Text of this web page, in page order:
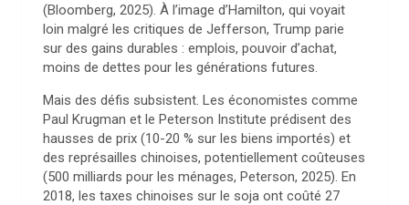
(Bloomberg, 2025). À l’image d’Hamilton, qui voyait
loin malgré les critiques de Jefferson, Trump parie
sur des gains durables : emplois, pouvoir d’achat,
moins de dettes pour les générations futures.
Mais des défis subsistent. Les économistes comme
Paul Krugman et le Peterson Institute prédisent des
hausses de prix (10-20 % sur les biens importés) et
des représailles chinoises, potentiellement coûteuses
(500 milliards pour les ménages, Peterson, 2025). En
2018, les taxes chinoises sur le soja ont coûté 27